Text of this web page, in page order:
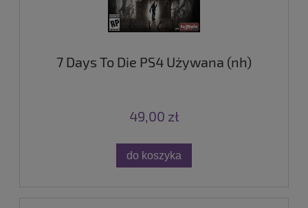
7 Days To Die PS4 Używana (nh)
49,00 zł
do koszyka